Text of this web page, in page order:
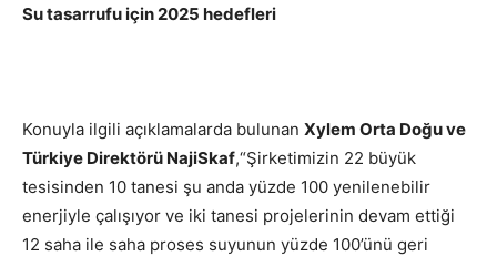
Su tasarrufu için 2025 hedefleri
Konuyla ilgili açıklamalarda bulunan Xylem Orta Doğu ve
Türkiye Direktörü NajiSkaf,“Şirketimizin 22 büyük
tesisinden 10 tanesi şu anda yüzde 100 yenilenebilir
enerjiyle çalışıyor ve iki tanesi projelerinin devam ettiği
12 saha ile saha proses suyunun yüzde 100’ünü geri